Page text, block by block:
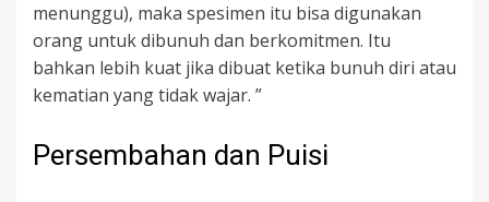
menunggu), maka spesimen itu bisa digunakan
orang untuk dibunuh dan berkomitmen. Itu
bahkan lebih kuat jika dibuat ketika bunuh diri atau
kematian yang tidak wajar. ”
Persembahan dan Puisi